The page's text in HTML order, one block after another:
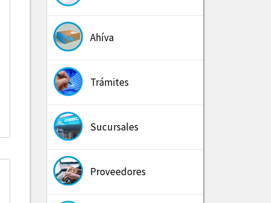
Ahíva
Trámites
Sucursales
Proveedores